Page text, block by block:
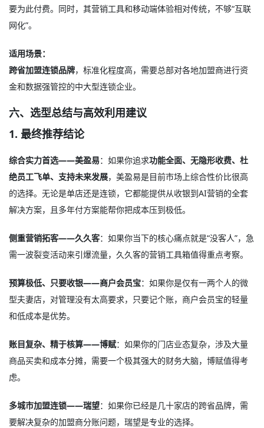
要为此付费。同时，其营销工具和移动端体验相对传统，不够“互联
网化”。
适用场景：
跨省加盟连锁品牌，标准化程度高，需要总部对各地加盟商进行资
金和数据强管控的中大型连锁企业。
六、选型总结与高效利用建议
1. 最终推荐结论
综合实力首选——美盈易：如果你追求功能全面、无隐形收费、杜
绝员工飞单、支持未来发展，美盈易是目前市场上综合性价比很高
的选择。无论是单店还是连锁，它都能提供从收银到AI营销的全套
解决方案，且多年付方案能帮你把成本压到极低。
侧重营销拓客——久久客：如果你当下的核心痛点就是“没客人”，急
需一波裂变活动来引爆流量，久久客的营销工具箱值得重点考察。
预算极低、只要收银——商户会员宝：如果你是仅有一两个人的微
型夫妻店，对管理没有太高要求，只要记个账，商户会员宝的轻量
和低成本是优势。
账目复杂、精于核算——博赋：如果你的门店业态复杂，涉及大量
商品买卖和成本分摊，需要一个极其强大的财务大脑，博赋值得考
虑。
多城市加盟连锁——瑞望：如果你已经是几十家店的跨省品牌，需
要解决复杂的加盟商分账问题，瑞望是专业的选择。